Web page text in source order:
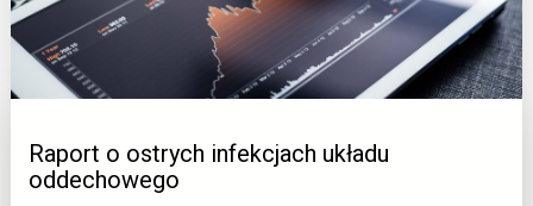
n
y
c
h
o
s
z
z
Raport o ostrych infekcjach układu
oddechowego